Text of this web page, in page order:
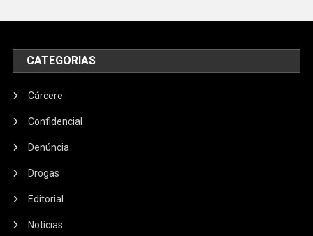
CATEGORIAS
Cárcere
Confidencial
Denúncia
Drogas
Editorial
Notícias